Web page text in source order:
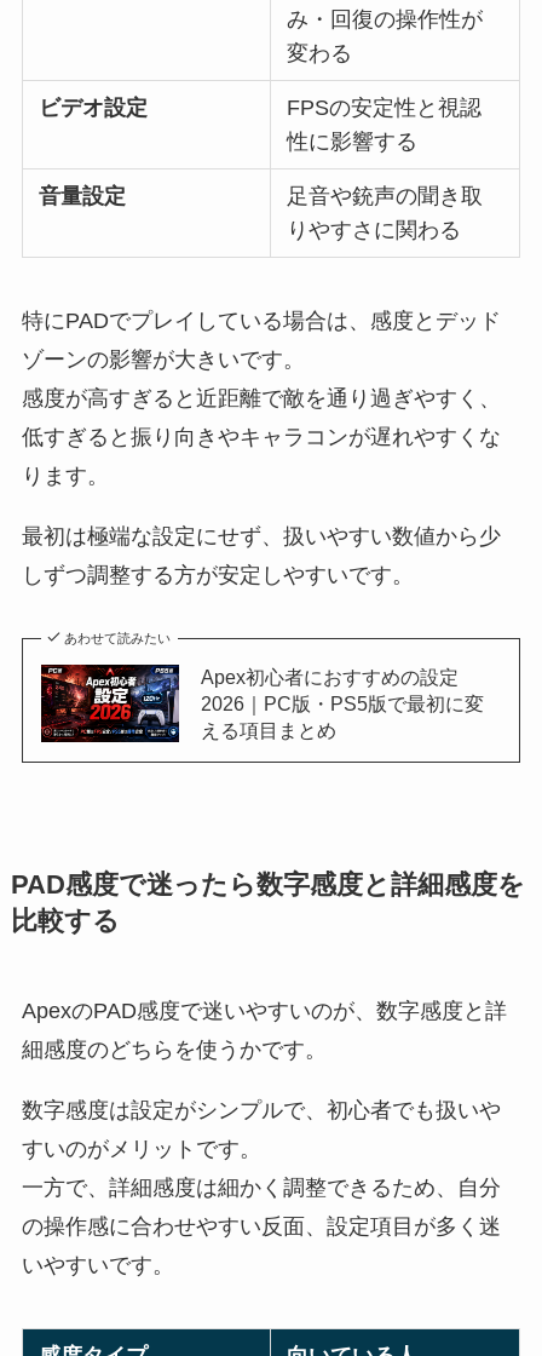
み・回復の操作性が
変わる
ビデオ設定
FPSの安定性と視認
性に影響する
音量設定
足音や銃声の聞き取
りやすさに関わる
特にPADでプレイしている場合は、感度とデッド
ゾーンの影響が大きいです。
感度が高すぎると近距離で敵を通り過ぎやすく、
低すぎると振り向きやキャラコンが遅れやすくな
ります。
最初は極端な設定にせず、扱いやすい数値から少
しずつ調整する方が安定しやすいです。
あわせて読みたい
Apex初心者におすすめの設定
2026｜PC版・PS5版で最初に変
える項目まとめ
PAD感度で迷ったら数字感度と詳細感度を
比較する
ApexのPAD感度で迷いやすいのが、数字感度と詳
細感度のどちらを使うかです。
数字感度は設定がシンプルで、初心者でも扱いや
すいのがメリットです。
一方で、詳細感度は細かく調整できるため、自分
の操作感に合わせやすい反面、設定項目が多く迷
いやすいです。